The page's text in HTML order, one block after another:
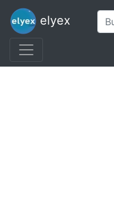
elyex